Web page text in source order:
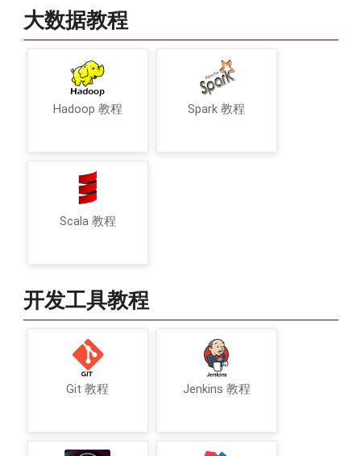
大数据教程
Hadoop 教程 Spark 教程
Scala 教程
开发工具教程
Git 教程 Jenkins 教程